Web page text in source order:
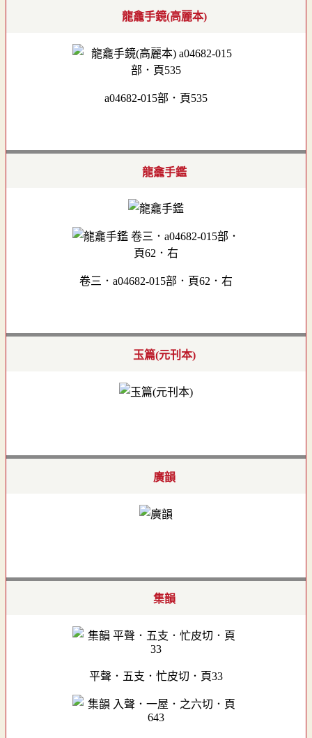
龍龕手鏡(高麗本)
a04682-015部．頁535
龍龕手鑑
卷三．a04682-015部．頁62．右
玉篇(元刊本)
廣韻
集韻
平聲．五支．忙皮切．頁33